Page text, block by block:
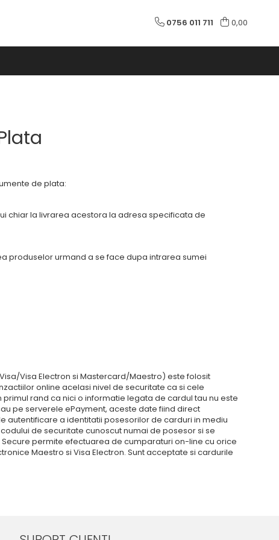
0756 011 711 0,00
de plata:
chiar la livrarea acestora la adresa specificata de
produselor urmand a se face dupa intrarea sumei
Visa Electron si Mastercard/Maestro) este folosit
online acelasi nivel de securitate ca si cele
rand ca nici o informatie legata de cardul tau nu este
pe serverele ePayment, aceste date fiind direct
autentificare a identitatii posesorilor de carduri in mediu
de securitate cunoscut numai de posesor si se
permite efectuarea de cumparaturi on-line cu orice
Maestro si Visa Electron. Sunt acceptate si cardurile